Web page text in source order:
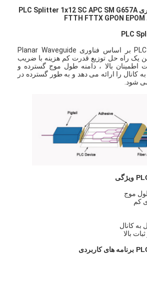
900μm مینی فیبر نوری PLC Splitter 1x12 SC APC SM G657A
فیبر نوری PLC Splitter بر اساس فناوری Planar Waveguide
راه حل توزیع قدرت کم هزینه با ضریب
بالا ، دامنه طول موج گسترده و
کانال را ارائه می دهد و به طور گسترده در
ویژگی
موج
کم
به کانال
برنامه های کاربردی